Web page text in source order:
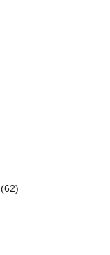
(62)